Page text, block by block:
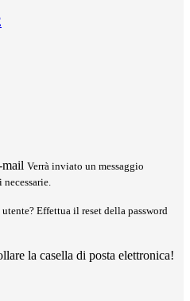
Verrà inviato un messaggio
Effettua il reset della password
la casella di posta elettronica!